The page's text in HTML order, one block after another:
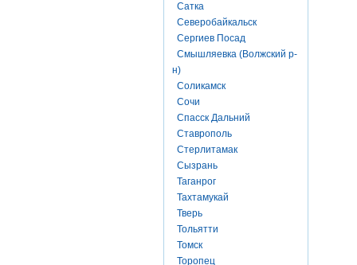
Сатка
Северобайкальск
Сергиев Посад
Смышляевка (Волжский р-
н)
Соликамск
Сочи
Спасск Дальний
Ставрополь
Стерлитамак
Сызрань
Таганрог
Тахтамукай
Тверь
Тольятти
Томск
Торопец